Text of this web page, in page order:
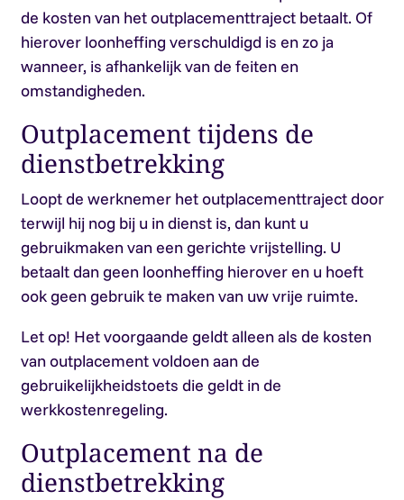
de kosten van het outplacementtraject betaalt. Of
hierover loonheffing verschuldigd is en zo ja
wanneer, is afhankelijk van de feiten en
omstandigheden.
Outplacement tijdens de
dienstbetrekking
Loopt de werknemer het outplacementtraject door
terwijl hij nog bij u in dienst is, dan kunt u
gebruikmaken van een gerichte vrijstelling. U
betaalt dan geen loonheffing hierover en u hoeft
ook geen gebruik te maken van uw vrije ruimte.
Let op! Het voorgaande geldt alleen als de kosten
van outplacement voldoen aan de
gebruikelijkheidstoets die geldt in de
werkkostenregeling.
Outplacement na de
dienstbetrekking